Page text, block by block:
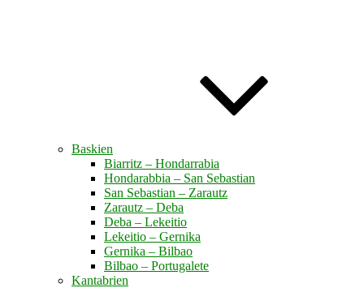
Baskien
Biarritz – Hondarrabia
Hondarabbia – San Sebastian
San Sebastian – Zarautz
Zarautz – Deba
Deba – Lekeitio
Lekeitio – Gernika
Gernika – Bilbao
Bilbao – Portugalete
Kantabrien